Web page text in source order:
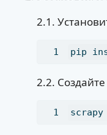
2.1.
pip
2.2.
scrapy